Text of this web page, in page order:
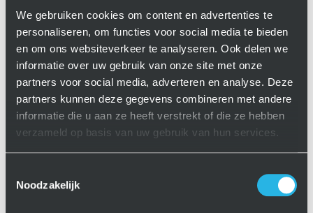
We gebruiken cookies om content en advertenties te
personaliseren, om functies voor social media te bieden
en om ons websiteverkeer te analyseren. Ook delen we
informatie over uw gebruik van onze site met onze
partners voor social media, adverteren en analyse. Deze
partners kunnen deze gegevens combineren met andere
informatie die u aan ze heeft verstrekt of die ze hebben
verzameld op basis van uw gebruik van hun services.
Noodzakelijk
Wat we van jou verwachten
Minimaal 5 jaar ervaring als software
engineer in een cloudomgeving
HBO werk- en denkniveau (Informatica /
dienst (of sterke ambitie dit snel eigen te